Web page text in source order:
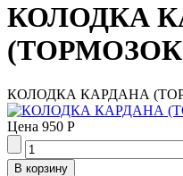
КОЛОДКА
(ТОРМОЗОК)
КОЛОДКА КАРДАНА
Цена 950 Р